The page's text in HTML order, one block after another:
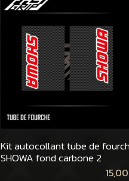
Kit autocollant tube de
SHOWA fond carbone 2
15,00